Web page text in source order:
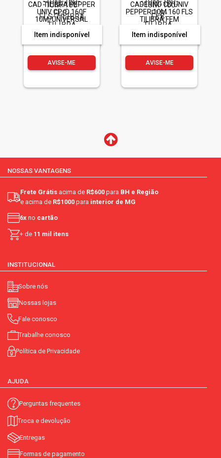
CAD TILIBRA PEPPER
UNIV CP/D 160F
10M/UNIVERSAL
Item indisponível
AVISE-ME
CADERNO CD UNIV
PEPPER 10M 160 FLS
TILIBRA FEM
Item indisponível
AVISE-ME
NOSSAS VANTAGENS
Frete Grátis acima de R$600 para BH e Região
e acima de R$1000 para interior de MG
6x no cartão
+ de 11 mil itens
INSTITUCIONAL
Sobre nós
Nossas lojas
Fale conosco
Trabalhe conosco
Política de Privacidade
AJUDA
Perguntas frequentes
Troca e devolução
Entregas
Formas de pagamento